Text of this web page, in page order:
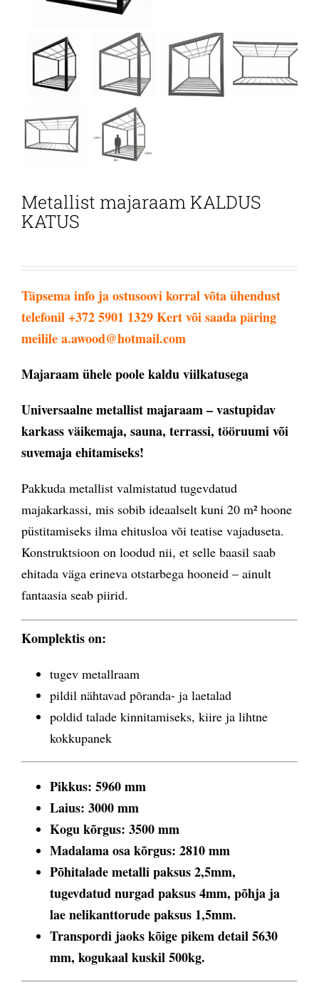
Metallist majaraam KALDUS
KATUS
Täpsema info ja ostusoovi korral võta ühendust
telefonil +372 5901 1329 Kert või saada päring
meilile a.awood@hotmail.com
Majaraam ühele poole kaldu viilkatusega
Universaalne metallist majaraam– vastupidav
karkass väikemaja, sauna, terrassi, tööruumi või
suvemaja ehitamiseks!
Pakkuda metallist valmistatud tugevdatud
majakarkassi, mis sobib ideaalselt kuni 20 m² hoone
püstitamiseks ilma ehitusloa või teatise vajaduseta.
Konstruktsioon on loodud nii, et selle baasil saab
ehitada väga erineva otstarbega hooneid – ainult
fantaasia seab piirid.
Komplektis on:
tugev metallraam
pildil nähtavad põranda- ja laetalad
poldid talade kinnitamiseks, kiire ja lihtne
kokkupanek
Pikkus: 5960 mm
Laius: 3000 mm
Kogu kõrgus: 3500 mm
Madalama osa kõrgus: 2810 mm
Põhitalade metalli paksus 2,5mm,
tugevdatud nurgad paksus 4mm, põhja ja
lae nelikanttorude paksus 1,5mm.
Transpordi jaoks kõige pikem detail 5630
mm, kogukaal kuskil 500kg.